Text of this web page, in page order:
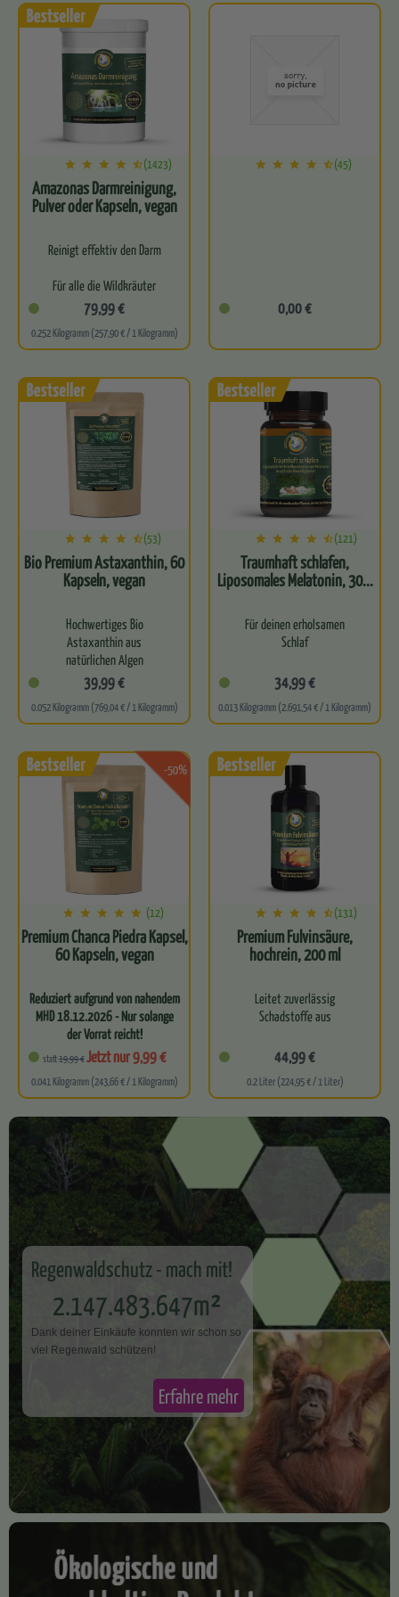
(1423)
Amazonas Darmreinigung,
Pulver oder Kapseln, vegan
Reinigt effektiv den Darm
Für alle die Wildkräuter
lieben
Leitet natürlich
Schadstoffe aus
Perfekte Basis für eine
gesunde…
79,99 €
0.252 Kilogramm (257,90 € / 1 Kilogramm)
(121)
Traumhaft schlafen,
Liposomales Melatonin, 30...
Für deinen erholsamen
Schlaf
GABA, Magnesium und
Melatonin in einer
liposomalen Kapsel
Hohe Bioverfügbarkeit
Ohne Nebenwirkungen
34,99 €
0.013 Kilogramm (2.691,54 € / 1 Kilogramm)
-50%
(12)
Premium Chanca Piedra Kapsel,
60 Kapseln, vegan
Reduziert aufgrund von nahendem
MHD 18.12.2026 - Nur solange
der Vorrat reicht!
Hochdosierte Chanca Piedra
in praktischer…
statt19,99 €Jetzt nur 9,99 €
0.041 Kilogramm (243,66 € / 1 Kilogramm)
(53)
Bio Premium Astaxanthin, 60
Kapseln, vegan
Hochwertiges Bio
Astaxanthin aus
natürlichen Algen
Unterstützt die
Zellgesundheit und
antioxidative Abwehrkraft
Trägt zum…
39,99 €
0.052 Kilogramm (769,04 € / 1 Kilogramm)
Regenwaldschutz - mach mit!
2.147.483.647m²
Dank deiner Einkäufe konnten wir schon so
v​iel Regenwald schützen!
Erfahre mehr
(45)
0,00 €
(131)
Premium Fulvinsäure,
hochrein, 200 ml
Leitet zuverlässig
Schadstoffe aus
Entgiftet dich effektiv auf
Zellebene
Kurbelt deinen
körpereigenen
Zellstoffwechsel an
44,99 €
0.2 Liter (224,95 € / 1 Liter)